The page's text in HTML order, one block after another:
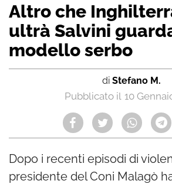
Altro che
ultrà Salvini
modello serbo
di Stefano M.
10
Dopo i recenti episodi di
presidente del Coni Malagò